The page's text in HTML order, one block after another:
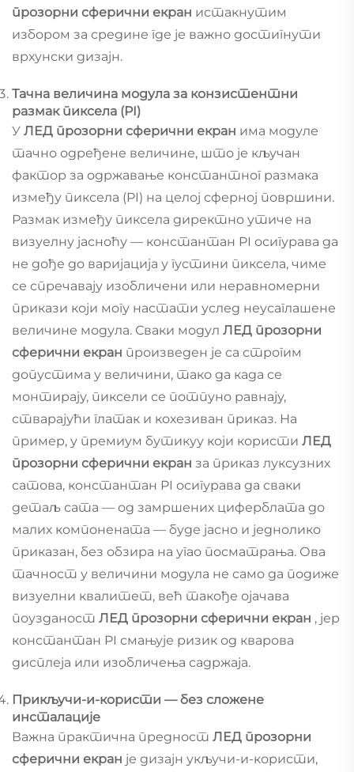
прозорни сферични екран истакнутим
избором за средине где је важно достигнути
врхунски дизајн.
Тачна величина модула за конзистентни
размак пиксела (PI)
У ЛЕД прозорни сферични екран има модуле
тачно одређене величине, што је кључан
фактор за одржавање константног размака
између пиксела (PI) на целој сферној површини.
Размак између пиксела директно утиче на
визуелну јасноћу — константан PI осигурава да
не дође до варијација у густини пиксела, чиме
се спречавају изобличени или неравномерни
прикази који могу настати услед неусаглашене
величине модула. Сваки модул ЛЕД прозорни
сферични екран произведен је са строгим
допустима у величини, тако да када се
монтирају, пиксели се потпуно равнају,
стварајући глатак и кохезиван приказ. На
пример, у премиум бутикуу који користи ЛЕД
прозорни сферични екран за приказ луксузних
сатова, константан PI осигурава да сваки
детаљ сата — од замршених циферблата до
малих компонената — буде јасно и једнолико
приказан, без обзира на угао посматрања. Ова
тачност у величини модула не само да подиже
визуелни квалитет, већ такође ојачава
поузданост ЛЕД прозорни сферични екран , јер
константан PI смањује ризик од кварова
дисплеја или изобличења садржаја.
Прикључи-и-користи — без сложене
инсталације
Важна практична предност ЛЕД прозорни
сферични екран је дизајн укључи-и-користи,